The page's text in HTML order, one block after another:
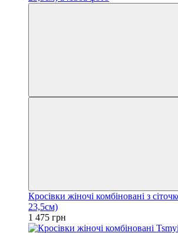
Кросівки жіночі комбіновані з
23,5см)
1 475 грн